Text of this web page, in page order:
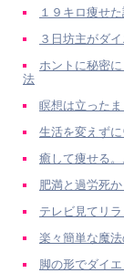
１９キロ痩せ
３日坊主がダ
ホントに秘密
法
瞑想は立った
生活を変えず
癒して痩せる
肥満と過労死
テレビ見てリ
楽々簡単な魔
脚の形でダイ